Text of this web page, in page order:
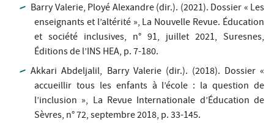
Barry Valerie, Ployé Alexandre (dir.). (2021). Dossier « Les
enseignants et l’altérité », La Nouvelle Revue. Éducation
et société inclusives, n° 91, juillet 2021, Suresnes,
Éditions de l’INS HEA, p. 7-180.
Akkari Abdeljalil, Barry Valerie (dir.). (2018). Dossier «
accueillir tous les enfants à l’école : la question de
l’inclusion », La Revue Internationale d’Éducation de
Sèvres, n° 72, septembre 2018, p. 33-145.